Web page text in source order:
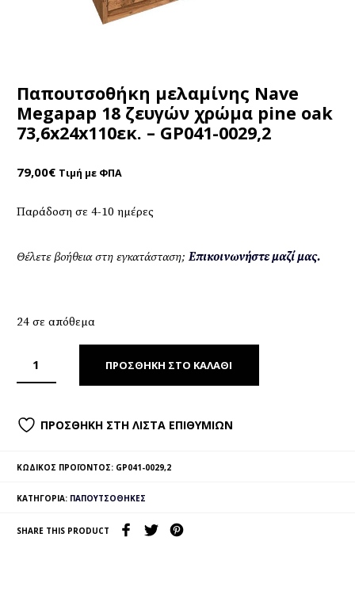
Παπουτσοθήκη μελαμίνης Nave
Megapap 18 ζευγών χρώμα pine oak
73,6x24x110εκ. – GP041-0029,2
79,00€ Τιμή με ΦΠΑ
Παράδοση σε 4-10 ημέρες
Θέλετε βοήθεια στη εγκατάσταση; Επικοινωνήστε μαζί μας.
24 σε απόθεμα
ΠΡΟΣΘΉΚΗ ΣΤΟ ΚΑΛΆΘΙ
ΠΡΟΣΘΉΚΗ ΣΤΗ ΛΊΣΤΑ ΕΠΙΘΥΜΙΏΝ
ΚΩΔΙΚΌΣ ΠΡΟΪΌΝΤΟΣ: GP041-0029,2
ΚΑΤΗΓΟΡΊΑ: ΠΑΠΟΥΤΣΟΘΉΚΕΣ
SHARE THIS PRODUCT